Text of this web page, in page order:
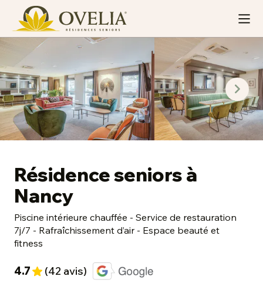
Résidence seniors à
Nancy
Piscine intérieure chauffée - Service de restauration
7j/7 - Rafraîchissement d’air - Espace beauté et
fitness
4.7 (42 avis)